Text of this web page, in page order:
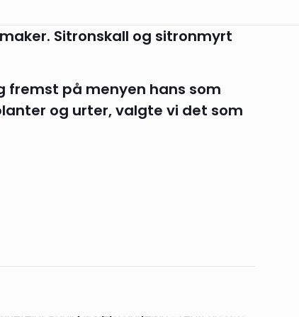
Sitronskall og sitronmyrt
fremst på menyen hans som
og urter, valgte vi det som